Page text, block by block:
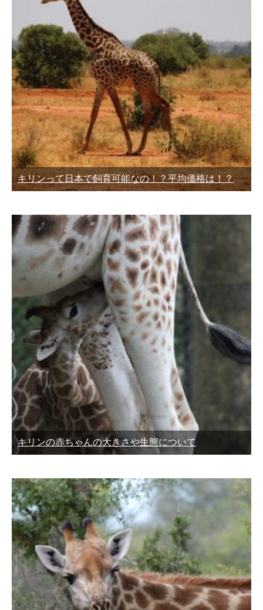
キリンって日本で飼育可能なの！？平均価格は！？
キリンの赤ちゃんの大きさや生態について